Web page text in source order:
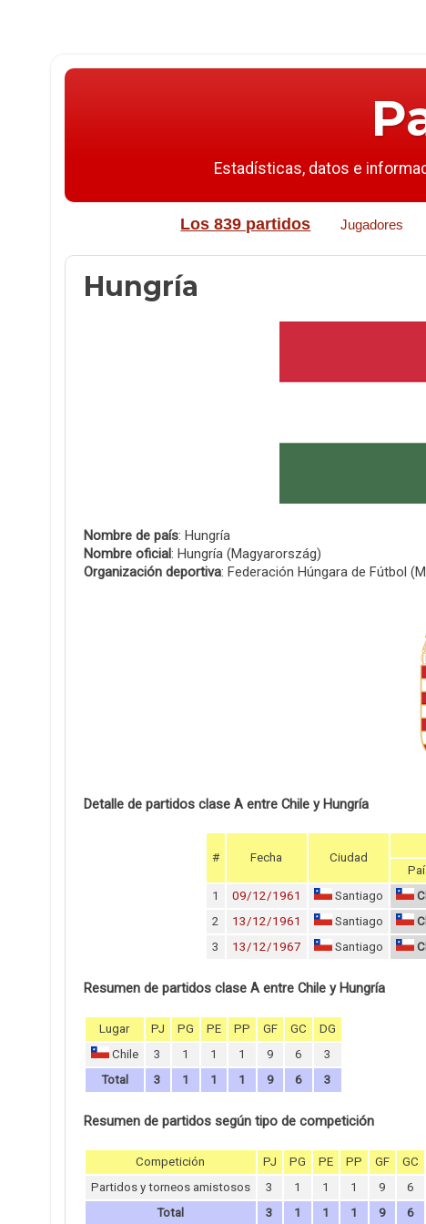
Estadísticas, datos e
Los 839 partidos Jugadores
Hungría
Nombre de país: Hungría
Nombre oficial: Hungría (Magyarország)
Organización deportiva: Federación Húngara de Fútbol
Detalle de partidos clase A entre Chile y Hungría
# Fecha Ciudad
1
09/12/1961 Santiago
2
13/12/1961 Santiago
3
13/12/1967 Santiago
Resumen de partidos clase A entre Chile y Hungría
Lugar PJ PG PE PP GF GC
DG
Chile
3 1 1 1 9 6
3
Total
3 1 1 1 9 6 3
Resumen de partidos según tipo de competición
Competición PJ PG PE PP GF GC
Partidos y torneos amistosos
3 1 1 1 9 6
Total
3 1 1 1 9 6